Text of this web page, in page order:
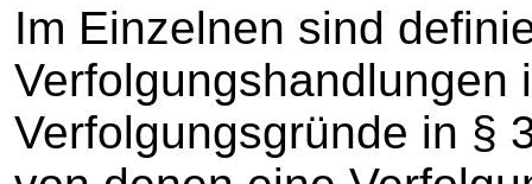
Im Einzelnen sind
Verfolgungshandlungen
Verfolgungsgründe in §